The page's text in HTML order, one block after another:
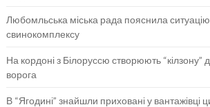
Любомльська міська рада пояснила
свинокомплексу
На кордоні з Білоруссю створюють “кілзону”
ворога
В “Ягодині” знайшли приховані у вантажівці